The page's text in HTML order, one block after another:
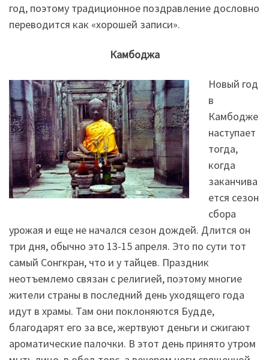
год, поэтому традиционное поздравление дословно
переводится как «хорошей записи».
Камбоджа
Новый год
в
Камбодже
наступает
тогда,
когда
заканчива
ется сезон
сбора
урожая и еще не начался сезон дождей. Длится он
три дня, обычно это 13-15 апреля. Это по сути тот
самый Сонгкран, что и у тайцев. Праздник
неотъемлемо связан с религией, поэтому многие
жители страны в последний день уходящего года
идут в храмы. Там они поклоняются Будде,
благодарят его за все, жертвуют деньги и сжигают
ароматические палочки. В этот день принято утром